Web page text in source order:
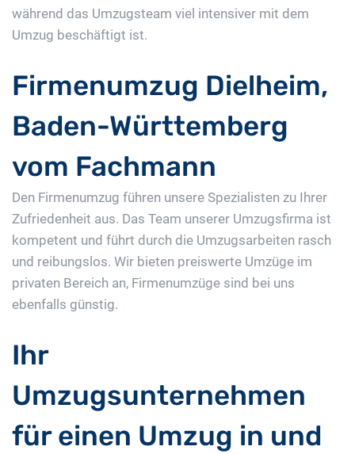
während das Umzugsteam viel intensiver mit dem
Umzug beschäftigt ist.
Firmenumzug Dielheim,
Baden-Württemberg
vom Fachmann
Den Firmenumzug führen unsere Spezialisten zu Ihrer
Zufriedenheit aus. Das Team unserer Umzugsfirma ist
kompetent und führt durch die Umzugsarbeiten rasch
und reibungslos. Wir bieten preiswerte Umzüge im
privaten Bereich an, Firmenumzüge sind bei uns
ebenfalls günstig.
Ihr
Umzugsunternehmen
für einen Umzug in und